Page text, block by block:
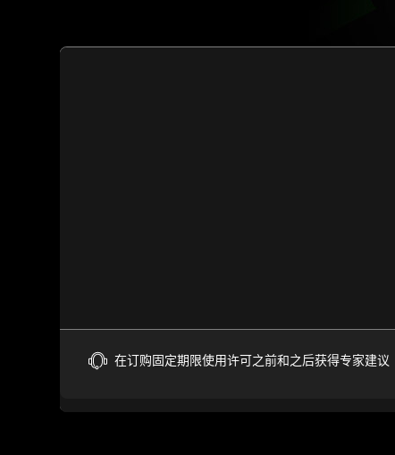
在订购固定期限使用许可之前和之后获得专家建议